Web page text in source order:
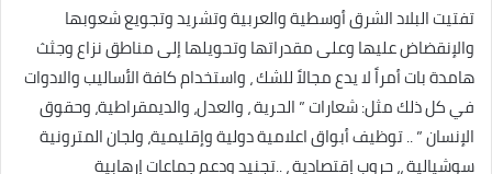
تفتيت البلاد الشرق أوسطية والعربية وتشريد وتجويع شعوبها
والإنقضاض عليها وعلى مقدراتها وتحويلها إلى مناطق نزاع وجثث
هامدة بات أمراً لا يدع مجالاً للشك ، واستخدام كافة الأساليب والادوات
في كل ذلك مثل: شعارات ” الحرية ، والعدل، والديمقراطية، وحقوق
الإنسان ” .. توظيف أبواق اعلامية دولية وإقليمية، ولجان المترونية
سوشيالية ،، حروب إقتصادية ، ..تجنيد ودعم جماعات إرهابية